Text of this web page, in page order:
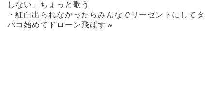
しない」ちょっと歌う
・紅白出られなかったらみんなでリーゼントにしてタ
バコ始めてドローン飛ばすｗ